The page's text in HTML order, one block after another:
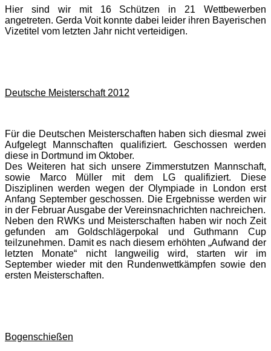
Hier sind wir mit 16 Schützen in 21 Wettbewerben
angetreten. Gerda Voit konnte dabei leider ihren Bayerischen
Vizetitel vom letzten Jahr nicht verteidigen.
Deutsche Meisterschaft 2012
Für die Deutschen Meisterschaften haben sich diesmal zwei
Aufgelegt Mannschaften qualifiziert. Geschossen werden
diese in Dortmund im Oktober.
Des Weiteren hat sich unsere Zimmerstutzen Mannschaft,
sowie Marco Müller mit dem LG qualifiziert. Diese
Disziplinen werden wegen der Olympiade in London erst
Anfang September geschossen. Die Ergebnisse werden wir
in der Februar Ausgabe der Vereinsnachrichten nachreichen.
Neben den RWKs und Meisterschaften haben wir noch Zeit
gefunden am Goldschlägerpokal und Guthmann Cup
teilzunehmen. Damit es nach diesem erhöhten „Aufwand der
letzten Monate“ nicht langweilig wird, starten wir im
September wieder mit den Rundenwettkämpfen sowie den
ersten Meisterschaften.
Bogenschießen